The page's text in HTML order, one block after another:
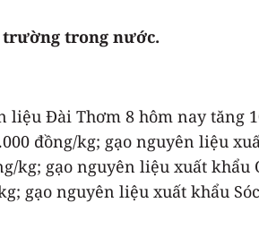
trường trong nước.
Đài Thơm 8 hôm nay tăng
đồng/kg; gạo nguyên liệu
kg; gạo nguyên liệu xuất khẩu
gạo nguyên liệu xuất khẩu